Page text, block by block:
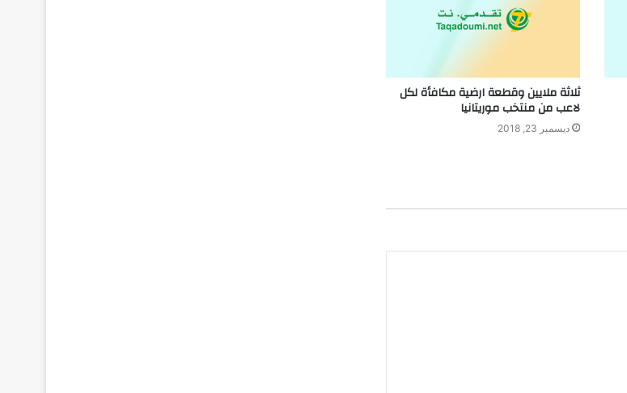
ثلاثة ملايين وقطعة ارضية مكافأة لكل
لاعب من منتخب موريتانيا
ديسمبر 23, 2018